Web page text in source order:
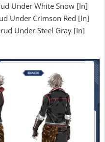
Under White Snow [In]
Under Crimson Red [In]
Under Steel Gray [In]